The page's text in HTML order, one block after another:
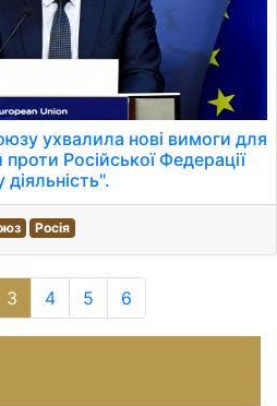
ухвалила нові вимоги для
Російської Федерації
діяльність".
Росія
3 4 5 6